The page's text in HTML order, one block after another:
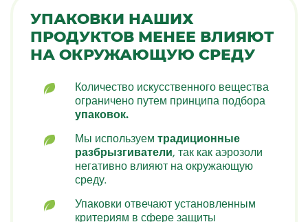
УПАКОВКИ НАШИХ
ПРОДУКТОВ МЕНЕЕ ВЛИЯЮТ
НА ОКРУЖАЮЩУЮ СРЕДУ
Количество искусственного вещества
ограничено путем принципа подбора
упаковок.
Мы используемтрадиционные
разбрызгиватели, так как аэрозоли
негативно влияют на окружающую
среду.
Упаковки отвечают установленным